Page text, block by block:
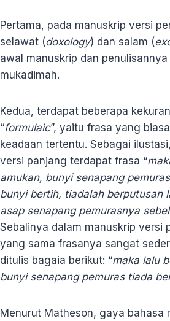
Pertama, pada manuskrip versi
selawat (doxology) dan salam (
awal manuskrip dan
mukadimah.
Kedua, terdapat beberapa
“formulaic”, yaitu frasa yang
keadaan tertentu. Sebagai
versi panjang terdapat frasa “
amukan, bunyi senapang
bunyi bertih, tiadalah berputusan
asap senapang pemurasnya
Sebalinya dalam manuskrip versi
yang sama frasanya sangat
ditulis bagaia berikut: “maka lalu
bunyi senapang pemuras tiada
Menurut Matheson, gaya bahasa